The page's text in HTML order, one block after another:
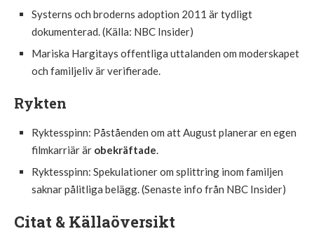
Systerns och broderns adoption 2011 är tydligt
dokumenterad. (Källa: NBC Insider)
Mariska Hargitays offentliga uttalanden om moderskapet
och familjeliv är verifierade.
Rykten
Ryktesspinn: Påståenden om att August planerar en egen
filmkarriär är obekräftade.
Ryktesspinn: Spekulationer om splittring inom familjen
saknar pålitliga belägg. (Senaste info från NBC Insider)
Citat & Källaöversikt